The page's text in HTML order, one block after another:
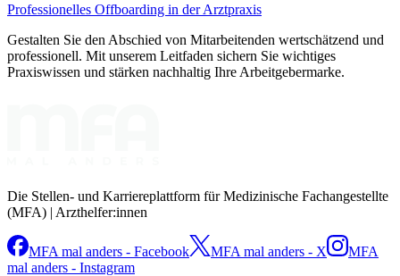
Professionelles Offboarding in der Arztpraxis
Gestalten Sie den Abschied von Mitarbeitenden wertschätzend und
professionell. Mit unserem Leitfaden sichern Sie wichtiges
Praxiswissen und stärken nachhaltig Ihre Arbeitgebermarke.
Die Stellen- und Karriereplattform für Medizinische Fachangestellte
(MFA) | Arzthelfer:innen
MFA mal anders - Facebook MFA mal anders - X
MFA
mal anders - Instagram